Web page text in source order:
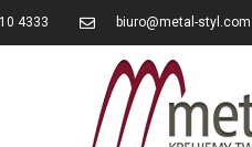
4333 biuro@metal-styl.com